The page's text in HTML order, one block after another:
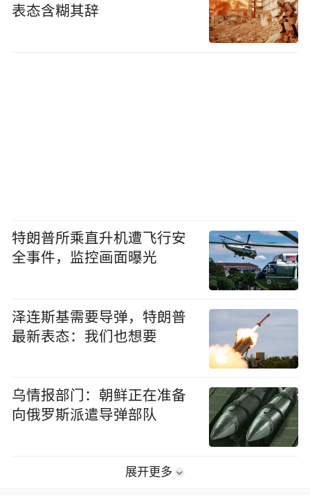
表态含糊其辞
特朗普所乘直升机遭飞行安
全事件，监控画面曝光
泽连斯基需要导弹，特朗普
最新表态：我们也想要
乌情报部门：朝鲜正在准备
向俄罗斯派遣导弹部队
展开更多